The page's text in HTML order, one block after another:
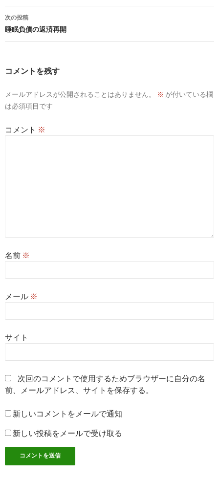
ナ
ビ
ゲ
ョ
次の投稿
睡眠負債の返済再開
コメントを残す
メールアドレスが公開されることはありません。 ※ が付いている欄
は必須項目です
コメント ※
名前 ※
メール ※
サイト
次回のコメントで使用するためブラウザーに自分の名
前、メールアドレス、サイトを保存する。
新しいコメントをメールで通知
新しい投稿をメールで受け取る